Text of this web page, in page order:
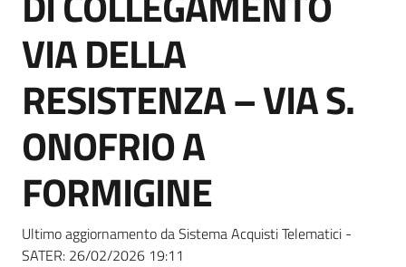
Piattaforme
telematiche
site
VIA DELLA
RESISTENZA – VIA S.
ONOFRIO A
FORMIGINE
Ultimo aggiornamento da Sistema Acquisti Telematici -
SATER: 26/02/2026 19:11